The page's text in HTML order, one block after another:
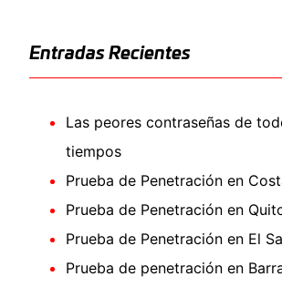
Entradas Recientes
Las peores contraseñas de
tiempos
Prueba de Penetración en
Prueba de Penetración en
Prueba de Penetración en El
Prueba de penetración en